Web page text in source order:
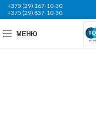
+375 (29) 167-10-30
+375 (29) 837-10-30
МЕНЮ